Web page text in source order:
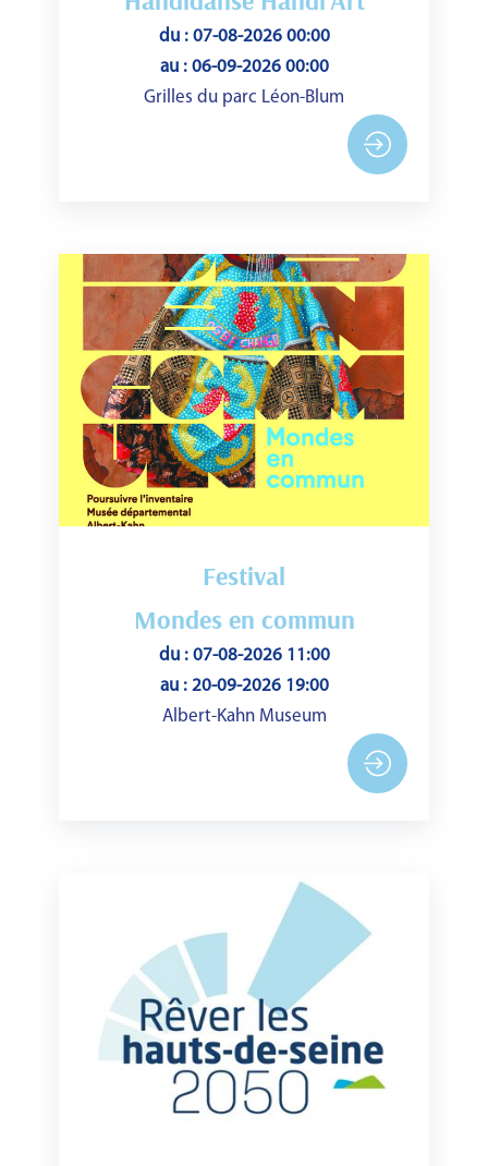
du : 07-08-2026 00:00
au : 06-09-2026 00:00
Grilles du parc Léon-Blum
Festival
Mondes en commun
du : 07-08-2026 11:00
au : 20-09-2026 19:00
Albert-Kahn Museum